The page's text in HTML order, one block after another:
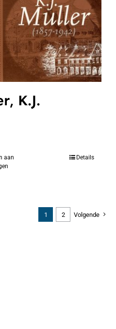
K.J.
aan
Details
1 2 Volgende